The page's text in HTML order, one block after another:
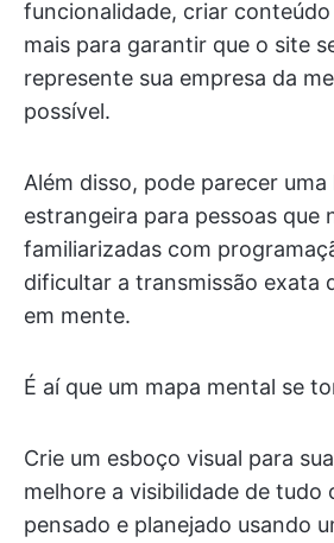
funcionalidade, criar
mais para garantir que o site
represente sua empresa da
possível.
Além disso, pode parecer uma
estrangeira para pessoas que
familiarizadas com
dificultar a transmissão exata
em mente.
É aí que um mapa mental se
Crie um esboço visual para
melhore a visibilidade de tudo
pensado e planejado usando